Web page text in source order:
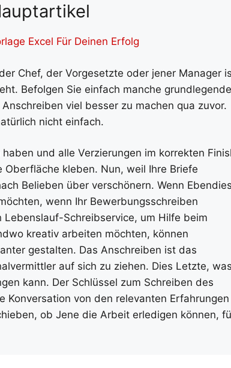
Excel Für Deinen Erfolg
Chef, der Vorgesetzte oder jener Manager
Befolgen Sie einfach manche grundlegende
viel besser zu machen qua zuvor.
nicht einfach.
und alle Verzierungen im korrekten
kleben. Nun, weil Ihre Briefe
Belieben über verschönern. Wenn
wenn Ihr Bewerbungsschreiben
Schreibservice, um Hilfe beim
kreativ arbeiten möchten, können
gestalten. Das Anschreiben ist das
auf sich zu ziehen. Dies Letzte,
kann. Der Schlüssel zum Schreiben des
von den relevanten Erfahrungen
ob Jene die Arbeit erledigen können,